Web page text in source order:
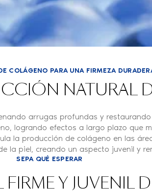
COLÁGENO PARA UNA FIRMEZA
NATURAL
arrugas profundas y
logrando efectos a largo plazo que
la producción de colágeno en las
la piel, creando un aspecto juvenil y
SEPA QUÉ ESPERAR
FIRME Y JUVENIL